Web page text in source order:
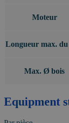
Moteur
Longueur max. du
Max. Ø bois
Equipment